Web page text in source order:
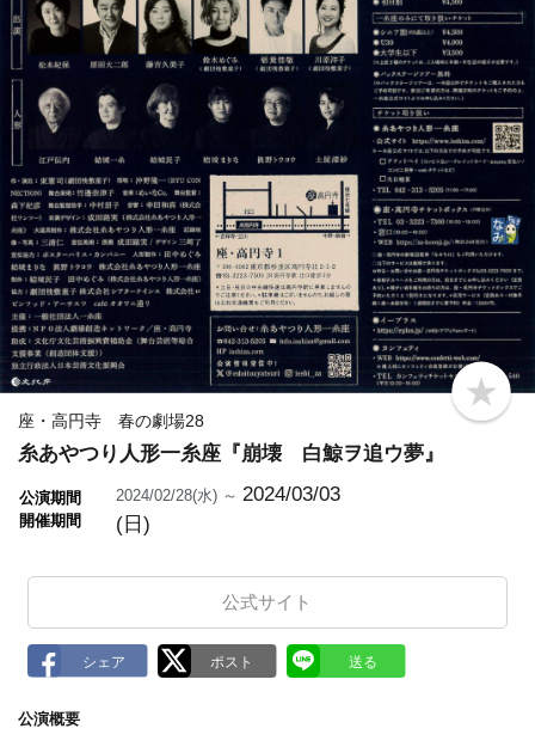
b
o
座・高円寺 春の劇場28
糸あやつり人形一糸座『崩壊 白鯨ヲ追ウ夢』
公演期間
開催期間
2024/02/28(水) ～ 2024/03/03
(日)
公式サイト
公演概要